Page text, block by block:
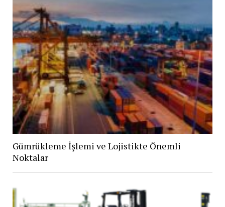
Gümrükleme İşlemi ve Lojistikte Önemli
Noktalar